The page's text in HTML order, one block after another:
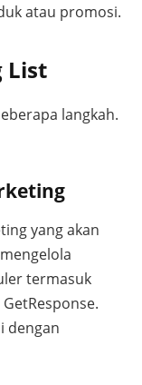
atau promosi.
List
langkah.
yang akan
termasuk
dengan